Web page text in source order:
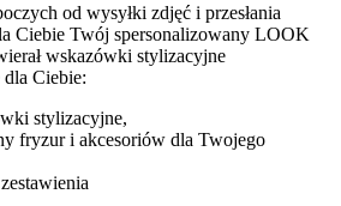
od wysyłki zdjęć i przesłania
Ciebie Twój spersonalizowany LOOK
wskazówki stylizacyjne
Ciebie:
stylizacyjne,
fryzur i akcesoriów dla Twojego